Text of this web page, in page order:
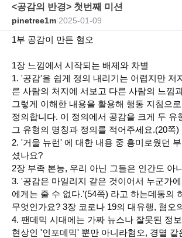
<공감의 반경> 첫번째 미션
pinetree1m 2025-01-09
1부 공감이 만든 혐오
1장 느낌에서 시작되는 배제와 차별
1. '공감'을 쉽게 정의 내리기는 어렵지만 저
른 사람의 처지에 서보고 다른 사람의 느낌
그렇게 이해한 내용을 활용해 행동 지침으
정의합니다. 이 정의에서 공감을 크게 두 유
그 유형의 명칭과 정의를 적어주세요.(20쪽)
2. '거울 뉴런' 에 대한 내용 중 흥미로웠던
셨나요?
2장 부족 본능, 우리 아닌 그들은 인간도 아
3. '공감은 마일리지 같은 것이어서 누군가
에게는 줄 수 없다.'(54쪽) 라고 하는데동의
무엇인가요? 3장 코로나 19의 대유행, 혐오
4. 팬데믹 시대에는 가짜 뉴스나 잘못된 정
현상인 '인포데믹' 뿐만 아니라혐오, 경멸 같